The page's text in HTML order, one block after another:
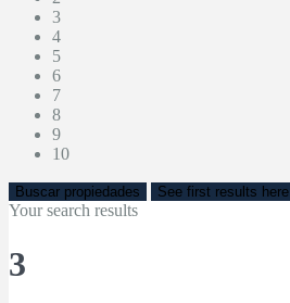
3
4
5
6
7
8
9
10
Buscar propiedades See first results here
Your search results
3